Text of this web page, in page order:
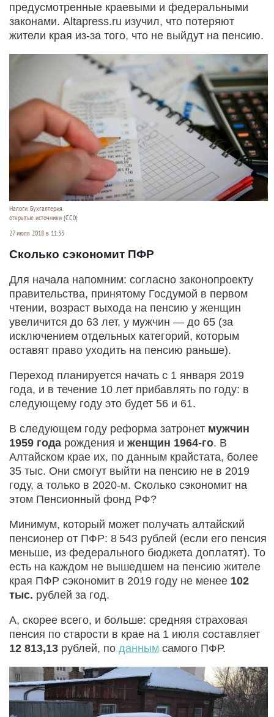
предусмотренные краевыми и федеральными
законами. Altapress.ru изучил, что потеряют
жители края из-за того, что не выйдут на пенсию.
Налоги. Бухгалтерия.
открытые источники (CC0)
27 июля 2018 в 11:33
Сколько сэкономит ПФР
Для начала напомним: согласно законопроекту
правительства, принятому Госдумой в первом
чтении, возраст выхода на пенсию у женщин
увеличится до 63 лет, у мужчин — до 65 (за
исключением отдельных категорий, которым
оставят право уходить на пенсию раньше).
Переход планируется начать с 1 января 2019
года, и в течение 10 лет прибавлять по году: в
следующему году это будет 56 и 61.
В следующем году реформа затронет мужчин
1959 года рождения и женщин 1964-го. В
Алтайском крае их, по данным крайстата, более
35 тыс. Они смогут выйти на пенсию не в 2019
году, а только в 2020-м. Сколько сэкономит на
этом Пенсионный фонд РФ?
Минимум, который может получать алтайский
пенсионер от ПФР: 8 543 рублей (если его пенсия
меньше, из федерального бюджета доплатят). То
есть на каждом не вышедшем на пенсию жителе
края ПФР сэкономит в 2019 году не менее 102
тыс. рублей за год.
А, скорее всего, и больше: средняя страховая
пенсия по старости в крае на 1 июля составляет
12 813,13 рублей, по данным самого ПФР.